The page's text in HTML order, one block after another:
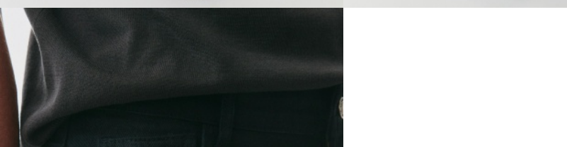
ПРИМЕРИТЬ ОНЛАЙН
SELA × ЧЕБУРАШКА
SELA × СОЮЗМУЛЬТФИЛЬМ
SELA.PREMIUM
ДЕНИМ
СКОРО В ПРОДАЖЕ
РАСПРОДАЖА ДО -60%